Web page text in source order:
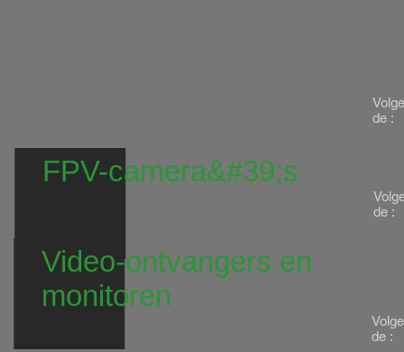
de :
de :
FPV-camera&#39;s
de :
Video-ontvangers en
monitoren